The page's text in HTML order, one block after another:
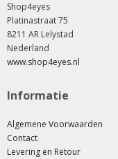
Shop4eyes
Platinastraat 75
8211 AR Lelystad
Nederland
www.shop4eyes.nl
Informatie
Algemene Voorwaarden
Contact
Levering en Retour